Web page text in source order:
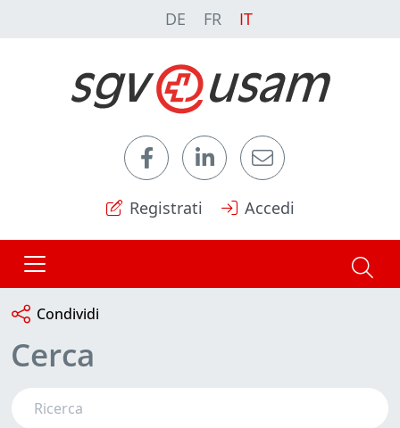
DE FR IT
Registrati Accedi
Condividi
Cerca